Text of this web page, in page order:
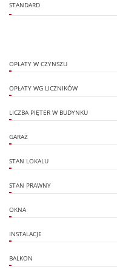
STANDARD
OPŁATY W CZYNSZU
OPŁATY WG LICZNIKÓW
LICZBA PIĘTER W BUDYNKU
GARAŻ
STAN LOKALU
STAN PRAWNY
OKNA
INSTALACJE
BALKON